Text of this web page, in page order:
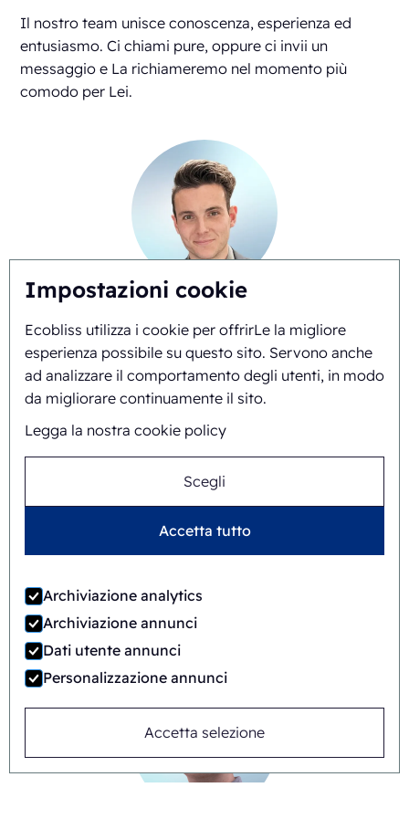
Impostazioni cookie
Ecobliss utilizza i cookie per offrirLe la migliore
esperienza possibile su questo sito. Servono anche
ad analizzare il comportamento degli utenti, in modo
da migliorare continuamente il sito.
Legga la nostra cookie policy
Scegli
Accetta tutto
Archiviazione analytics
Archiviazione annunci
Dati utente annunci
Personalizzazione annunci
Accetta selezione
Il nostro team unisce conoscenza, esperienza ed
entusiasmo. Ci chiami pure, oppure ci invii un
messaggio e La richiameremo nel momento più
comodo per Lei.
Gianni Linssen
+31625517974
Timo Kubbinga
+31627348895